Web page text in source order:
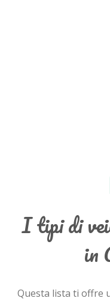
I tipi di
in
Questa lista ti offre